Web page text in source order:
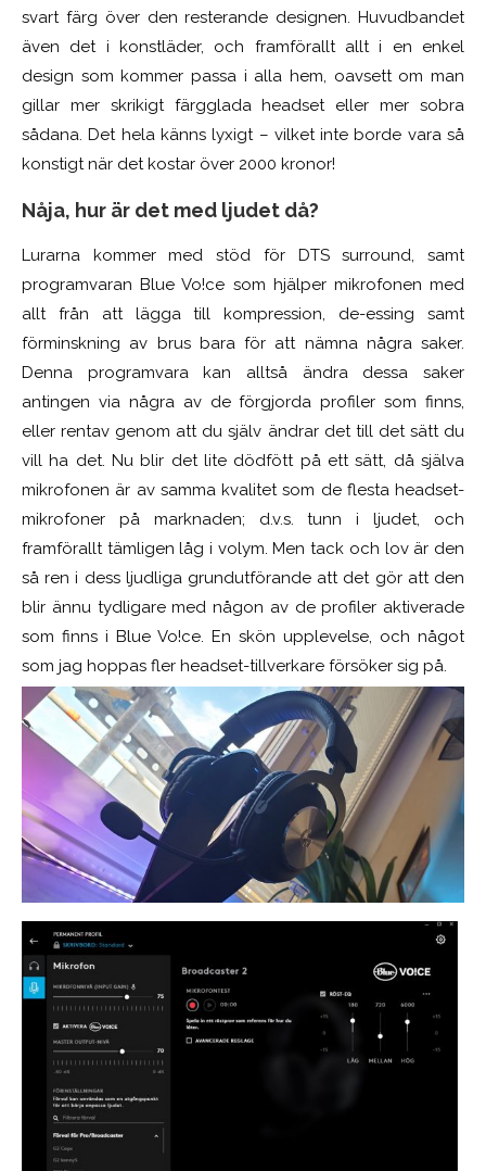
svart färg över den resterande designen. Huvudbandet
även det i konstläder, och framförallt allt i en enkel
design som kommer passa i alla hem, oavsett om man
gillar mer skrikigt färgglada headset eller mer sobra
sådana. Det hela känns lyxigt – vilket inte borde vara så
konstigt när det kostar över 2000 kronor!
Nåja, hur är det med ljudet då?
Lurarna kommer med stöd för DTS surround, samt
programvaran Blue Vo!ce som hjälper mikrofonen med
allt från att lägga till kompression, de-essing samt
förminskning av brus bara för att nämna några saker.
Denna programvarakan alltså ändra dessa saker
antingen via några av de förgjorda profiler som finns,
eller rentav genom att du själv ändrar det till det sätt du
vill ha det. Nu blir det lite dödfött på ett sätt, då själva
mikrofonen är av samma kvalitet som de flesta headset-
mikrofoner på marknaden; d.v.s. tunn i ljudet, och
framförallt tämligen låg i volym. Men tack och lov är den
så ren i dess ljudliga grundutförande att det gör att den
blir ännu tydligare med någon av de profiler aktiverade
som finns i Blue Vo!ce. En skön upplevelse, och något
som jag hoppas fler headset-tillverkare försöker sig på.